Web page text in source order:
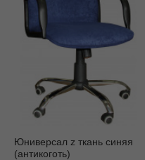
Юниверсал z ткань синяя
(антикоготь)